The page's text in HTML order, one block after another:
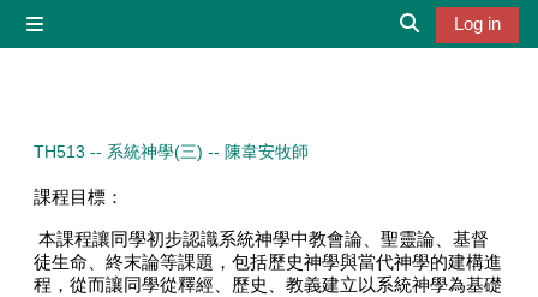
Log in
TH513 -- 系統神學(三) -- 陳韋安牧師
課程目標：
本課程讓同學初步認識系統神學中教會論、聖靈論、基督
徒生命、終末論等課題，包括歷史神學與當代神學的建構進
程，從而讓同學從釋經、歷史、教義建立以系統神學為基礎